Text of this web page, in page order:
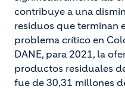
contribuye a una
residuos que terminan
problema crítico en
DANE, para 2021, la
productos residuales
fue de 30,31 millones